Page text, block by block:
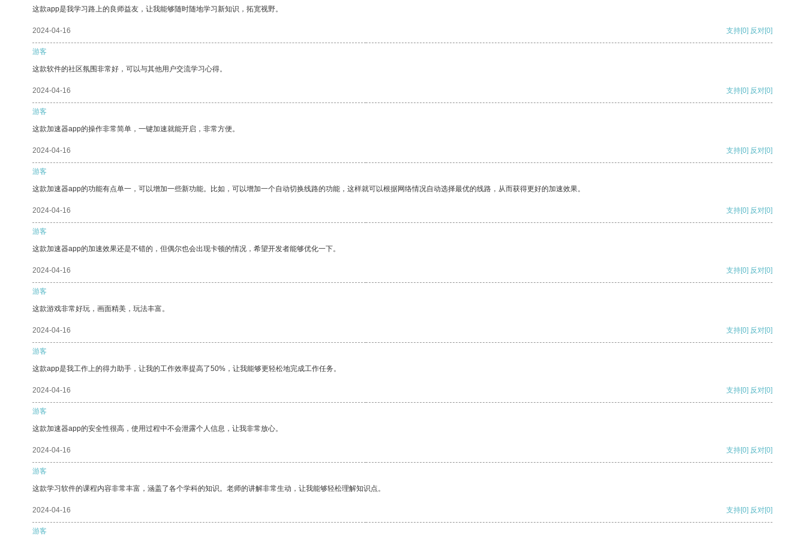
这款app是我学习路上的良师益友，让我能够随时随地学习新知识，拓宽视野。
2024-04-16 支持[0] 反对[0]
游客
这款软件的社区氛围非常好，可以与其他用户交流学习心得。
2024-04-16 支持[0] 反对[0]
游客
这款加速器app的操作非常简单，一键加速就能开启，非常方便。
2024-04-16 支持[0] 反对[0]
游客
这款加速器app的功能有点单一，可以增加一些新功能。比如，可以增加一个自动切换线路的功能，这样就可以根据网络情况自动选择最优的线路，从而获得更好的加速效果。
2024-04-16 支持[0] 反对[0]
游客
这款加速器app的加速效果还是不错的，但偶尔也会出现卡顿的情况，希望开发者能够优化一下。
2024-04-16 支持[0] 反对[0]
游客
这款游戏非常好玩，画面精美，玩法丰富。
2024-04-16 支持[0] 反对[0]
游客
这款app是我工作上的得力助手，让我的工作效率提高了50%，让我能够更轻松地完成工作任务。
2024-04-16 支持[0] 反对[0]
游客
这款加速器app的安全性很高，使用过程中不会泄露个人信息，让我非常放心。
2024-04-16 支持[0] 反对[0]
游客
这款学习软件的课程内容非常丰富，涵盖了各个学科的知识。老师的讲解非常生动，让我能够轻松理解知识点。
2024-04-16 支持[0] 反对[0]
游客